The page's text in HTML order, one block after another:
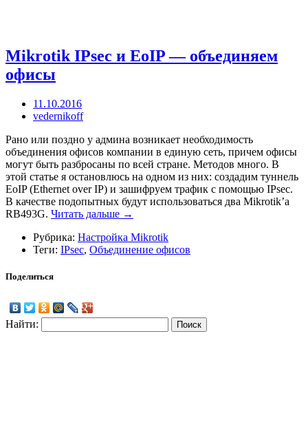
Mikrotik IPsec и EoIP — объединяем
офисы
11.10.2016
vedernikoff
Рано или поздно у админа возникает необходимость
объединения офисов компании в единую сеть, причем офисы
могут быть разбросаны по всей стране. Методов много. В
этой статье я остановлюсь на одном из них: создадим туннель
EoIP (Ethernet over IP) и зашифруем трафик с помощью IPsec.
В качестве подопытных будут использоваться два Mikrotik’а
RB493G. Читать дальше →
Рубрика: Настройка Mikrotik
Теги: IPsec, Объединение офисов
Поделиться
Найти: